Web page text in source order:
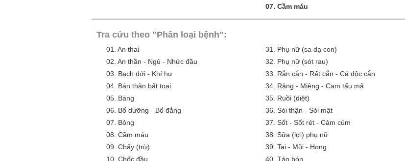
07. Cầm máu
Tra cứu theo "Phân loại bệnh":
01. An thai
02. An thần - Ngủ - Nhức đầu
03. Bạch đới - Khí hư
04. Bán thân bất toại
05. Báng
06. Bổ dưỡng - Bổ đắng
07. Bỏng
08. Cầm máu
09. Chấy (trừ)
10. Chốc đầu
31. Phụ nữ (sa dạ con)
32. Phụ nữ (sót rau)
33. Rắn cắn - Rết cắn - Cá độc cắn
34. Răng - Miệng - Cam tẩu mã
35. Ruồi (diệt)
36. Sỏi thận - Sỏi mật
37. Sốt - Sốt rét - Cảm cúm
38. Sữa (lợi) phụ nữ
39. Tai - Mũi - Họng
40. Táo bón